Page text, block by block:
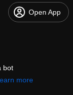
Open App
bot
more